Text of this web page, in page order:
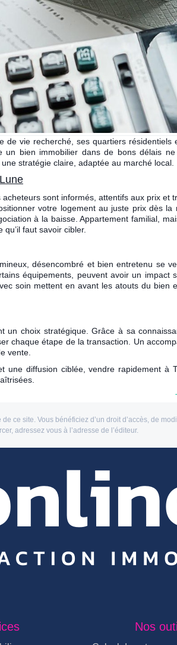
de vie recherché, ses quartiers
bien immobilier dans de bons délais ne
une stratégie claire, adaptée au marché local.
sont informés, attentifs aux prix et
votre logement au juste prix dès
à la baisse. Appartement familial,
faut savoir cibler.
désencombré et bien entretenu se
équipements, peuvent avoir un impact
soin mettent en avant les atouts du bien
choix stratégique. Grâce à sa
chaque étape de la transaction. Un
vente.
diffusion ciblée, vendre rapidement à
ce site. Vous bénéficiez d’un droit d’accès, de
adressez vous à l’adresse de l’éditeur.
Nos